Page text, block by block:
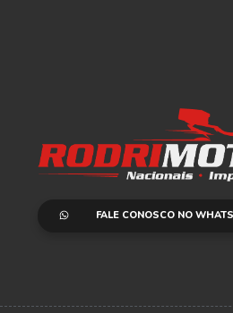
FALE CONOSCO NO